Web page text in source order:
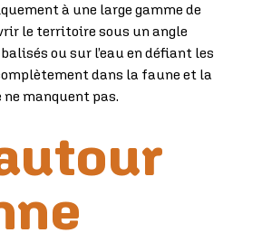
à une large gamme de
le territoire sous un angle
ou sur l’eau en défiant les
dans la faune et la
manquent pas.